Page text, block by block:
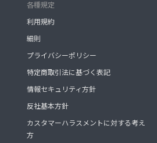
各種規定
利用規約
細則
プライバシーポリシー
特定商取引法に基づく表記
情報セキュリティ方針
反社基本方針
カスタマーハラスメントに対する考え
方